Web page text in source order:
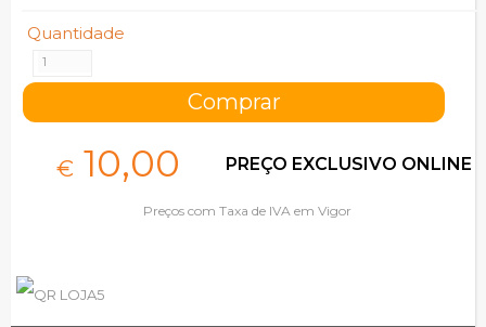
Quantidade
€ 10,00 PREÇO EXCLUSIVO ONLINE
Preços com Taxa de IVA em Vigor